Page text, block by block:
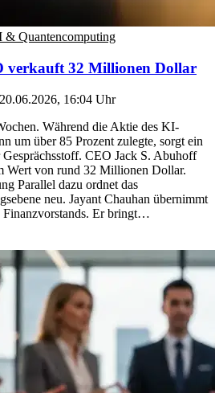
& Quantencomputing
verkauft 32 Millionen Dollar
20.06.2026, 16:04 Uhr
Während die Aktie des KI-
um über 85 Prozent zulegte, sorgt ein
CEO Jack S. Abuhoff
Wert von rund 32 Millionen Dollar.
Parallel dazu ordnet das
neu. Jayant Chauhan übernimmt
Finanzvorstands. Er bringt…